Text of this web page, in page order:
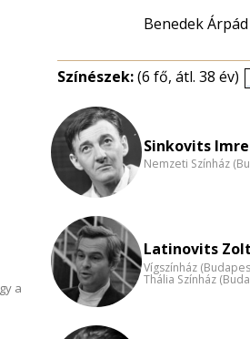
a
Benedek Árpád
Színészek:(6 fő, átl. 38 év)
Sinkovits
Nemzeti Színház
Latinovits
Vígszínház
Thália Színház